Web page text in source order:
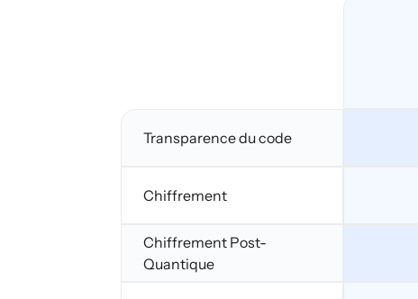
Transparence du code
Chiffrement
Chiffrement Post-
Quantique